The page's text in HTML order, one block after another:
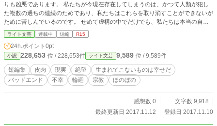
りも凶悪であります。 私たちが今現在存在してしまうのは、かつて人類が犯し
た複数の過ちの連続のためであり、私たちはこれらを取り消すことができないが
ために苦しんでいるのです。 せめて虚構の中でだけでも、私たちは本当の自由
を手に入れ、生という熱病から恢復することができればと願っています。 私た
ちはいずれ腐肉となり腐臭を発する汚物となりますが、虚構の中の私たちは永遠
の生を得て根本の誤謬を正し理想の世界を実現することができます。 この短編
集は現実に生きる私たちに虚構の住人が現実と戦い勝利するための力量を与える
ためのものです。
ライト文芸 連載中 短編 R15
24h.ポイント 0pt
小説 228,653 位 / 228,653件 ライト文芸 9,589 位 / 9,589件
短編集 皮肉 現実 絶望
生まれてこないものは幸せだ
バッドエンド
不幸 輪廻 宗教 ほのぼの
感想数 0
文字数 9,918
最終更新日 2017.11.12
登録日 2017.11.10